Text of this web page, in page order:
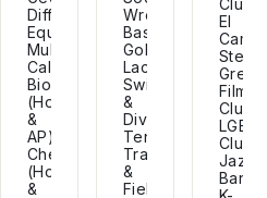
Differential
Equations,
Multivariable
Calculus,
Biology
(Honors
&
AP),
Chemistry
(Honors
&
Wrestling,
Baseball,
Golf,
Lacrosse,
Swim
&
Dive,
Tennis,
Track
&
Field,
Club,
El
Camino
Step,
Great
Films
Club,
LGBT
Club,
Jazz
Band,